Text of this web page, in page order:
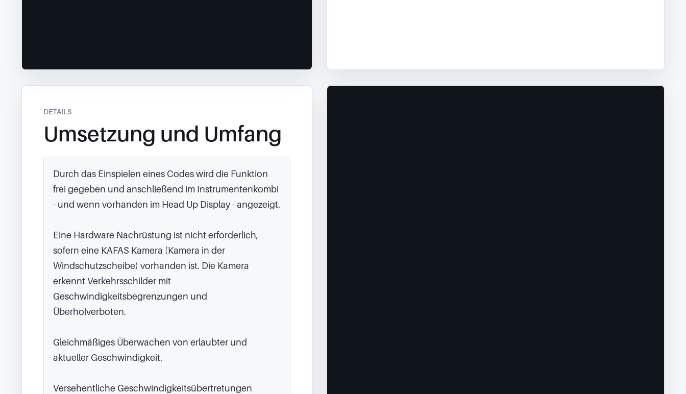
DETAILS
Umsetzung und Umfang
Durch das Einspielen eines Codes wird die Funktion
frei gegeben und anschließend im Instrumentenkombi
- und wenn vorhanden im Head Up Display - angezeigt.
Eine Hardware Nachrüstung ist nicht erforderlich,
sofern eine KAFAS Kamera (Kamera in der
Windschutzscheibe) vorhanden ist. Die Kamera
erkennt Verkehrsschilder mit
Geschwindigkeitsbegrenzungen und
Überholverboten.
Gleichmäßiges Überwachen von erlaubter und
aktueller Geschwindigkeit.
Versehentliche Geschwindigkeitsübertretungen